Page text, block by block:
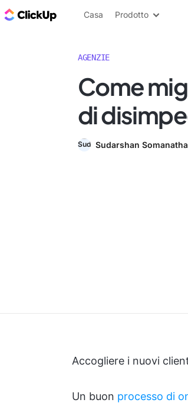
Blog di ClickUp
Casa Prodotto
AGENZIE
Come
di
Sudarshan
Accogliere i nuovi
Un buon processo di